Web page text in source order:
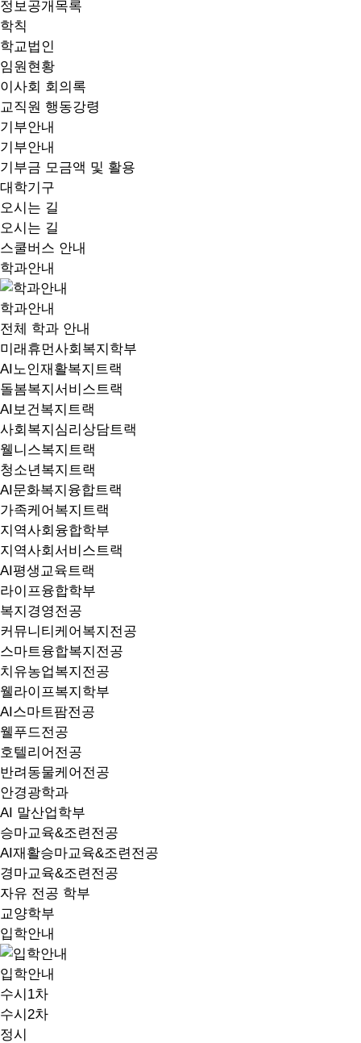
정보공개목록
학칙
학교법인
임원현황
이사회 회의록
교직원 행동강령
기부안내
기부안내
기부금 모금액 및 활용
대학기구
오시는 길
오시는 길
스쿨버스 안내
학과안내
학과안내
전체 학과 안내
미래휴먼사회복지학부
AI노인재활복지트랙
돌봄복지서비스트랙
AI보건복지트랙
사회복지심리상담트랙
웰니스복지트랙
청소년복지트랙
AI문화복지융합트랙
가족케어복지트랙
지역사회융합학부
지역사회서비스트랙
AI평생교육트랙
라이프융합학부
복지경영전공
커뮤니티케어복지전공
스마트융합복지전공
치유농업복지전공
웰라이프복지학부
AI스마트팜전공
웰푸드전공
호텔리어전공
반려동물케어전공
안경광학과
AI 말산업학부
승마교육&조련전공
AI재활승마교육&조련전공
경마교육&조련전공
자유 전공 학부
교양학부
입학안내
입학안내
수시1차
수시2차
정시